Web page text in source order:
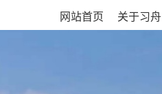
网站首页 关于习舟